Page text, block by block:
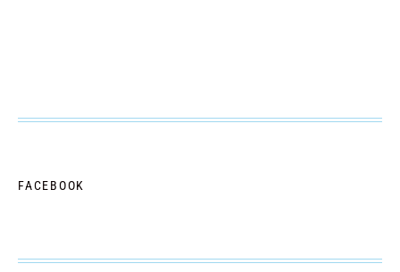
FACEBOOK